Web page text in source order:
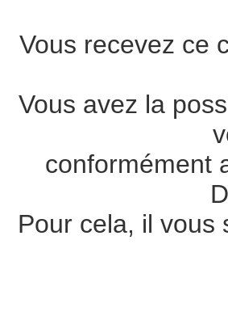
Vous recevez ce
Vous avez la
conformément
Pour cela, il vous